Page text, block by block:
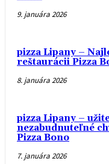
9. januára 2026
pizza Lipany –
reštaurácii Pizza
8. januára 2026
pizza Lipany –
nezabudnuteľné
Pizza Bono
7. januára 2026